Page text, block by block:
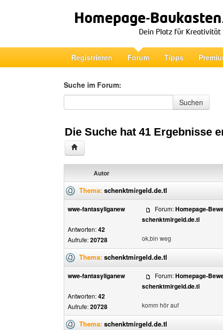
Registrieren Forum Tipps
Suche im Forum:
Suche im Forum
Suchen
Die Suche hat 41 Ergebnisse
Autor
Thema: schenktmirgeld.de.tl
wwe-fantasyliganew
Antworten:42
Aufrufe:20728
Forum:Homepage-
schenktmirgeld.de.tl
ok,bin weg
Thema: schenktmirgeld.de.tl
wwe-fantasyliganew
Antworten:42
Aufrufe:20728
Forum:Homepage-
schenktmirgeld.de.tl
komm hör auf
Thema: schenktmirgeld.de.tl